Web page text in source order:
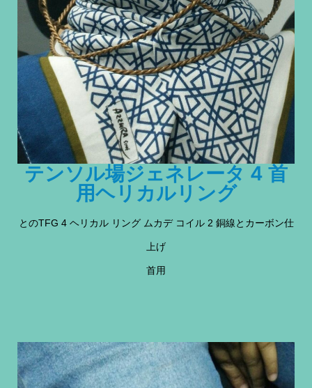
テンソル場ジェネレータ 4 首
用ヘリカルリング
とのTFG 4 ヘリカル リング ムカデ コイル 2 銅線とカーボン仕
上げ
首用